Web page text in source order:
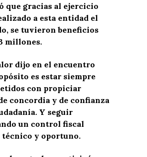
que gracias al ejercicio
a esta entidad el
se tuvieron beneficios
millones.
dijo en el encuentro
es estar siempre
con propiciar
concordia y de confianza
Y seguir
un control fiscal
técnico y oportuno.